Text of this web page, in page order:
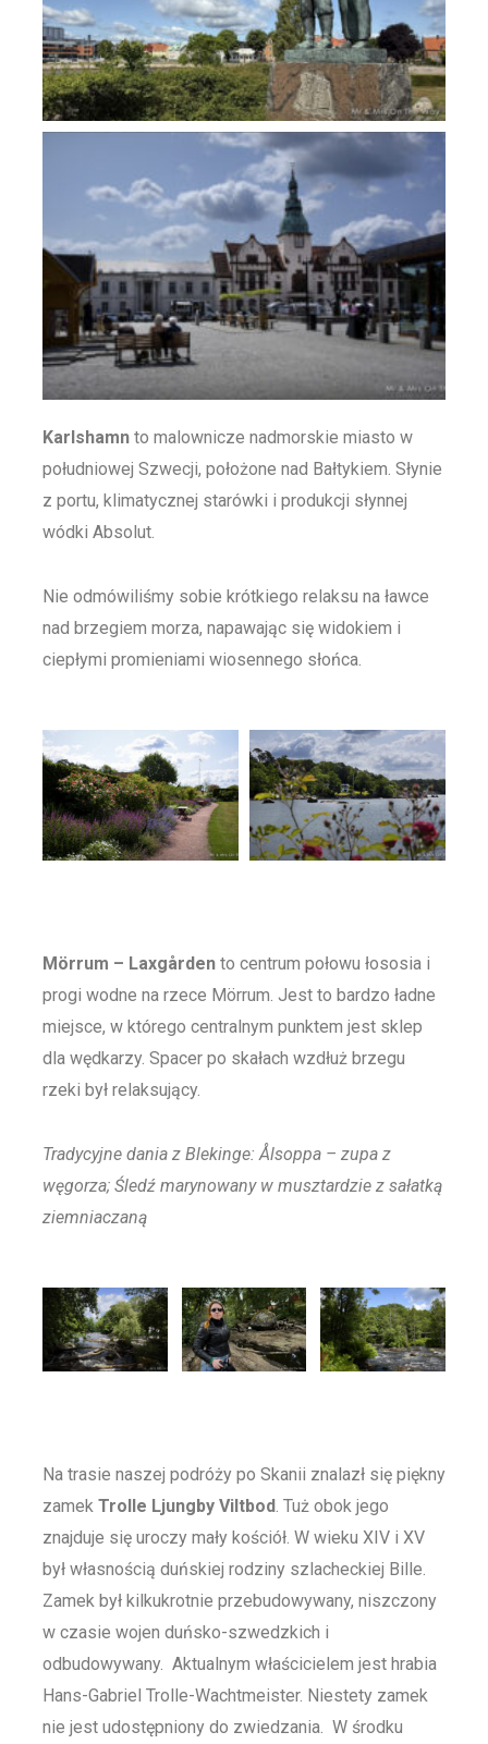
Karlshamn to malownicze nadmorskie miasto w
południowej Szwecji, położone nad Bałtykiem. Słynie
z portu, klimatycznej starówki i produkcji słynnej
wódki Absolut.
Nie odmówiliśmy sobie krótkiego relaksu na ławce
nad brzegiem morza, napawając się widokiem i
ciepłymi promieniami wiosennego słońca.
Mörrum – Laxgården to centrum połowu łososia i
progi wodne na rzece Mörrum. Jest to bardzo ładne
miejsce, w którego centralnym punktem jest sklep
dla wędkarzy. Spacer po skałach wzdłuż brzegu
rzeki był relaksujący.
Tradycyjne dania z Blekinge:Ålsoppa – zupa z
węgorza; Śledź marynowany w musztardzie z sałatką
ziemniaczaną
Na trasie naszej podróży po Skanii znalazł się piękny
zamek Trolle Ljungby Viltbod. Tuż obok jego
znajduje się uroczy mały kościół. W wieku XIV i XV
był własnością duńskiej rodziny szlacheckiej Bille.
Zamek był kilkukrotnie przebudowywany, niszczony
w czasie wojen duńsko-szwedzkich i
odbudowywany. Aktualnym właścicielem jest hrabia
Hans-Gabriel Trolle-Wachtmeister. Niestety zamek
nie jest udostępniony do zwiedzania. W środku